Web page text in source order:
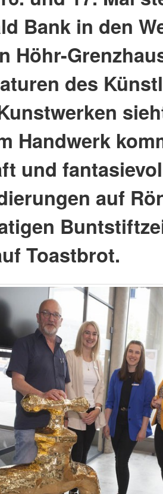
Bank in den
Höhr-
des
Handwerk
und
auf
Toastbrot.